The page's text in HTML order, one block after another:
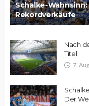
Schalke-
Rekordverkäufe
Nach
Titel
7.
Der